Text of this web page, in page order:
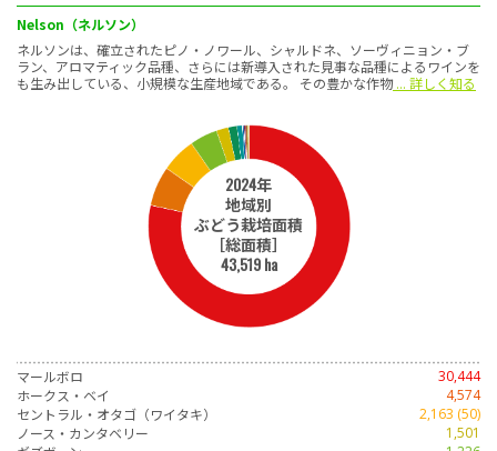
Nelson（ネルソン）
ネルソンは、確立されたピノ・ノワール、シャルドネ、ソーヴィニョン・ブ
ラン、アロマティック品種、さらには新導入された見事な品種によるワインを
も生み出している、小規模な生産地域である。 その豊かな作物... 詳しく知る
2024年
地域別
ぶどう栽培面積
［総面積］
43,519 ha
マールボロ
30,444
ホークス・ベイ
4,574
セントラル・オタゴ（ワイタキ）
2,163 (50)
ノース・カンタベリー
1,501